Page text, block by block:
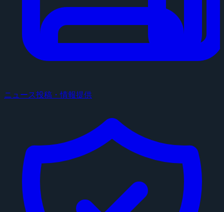
ニュース投稿・情報提供